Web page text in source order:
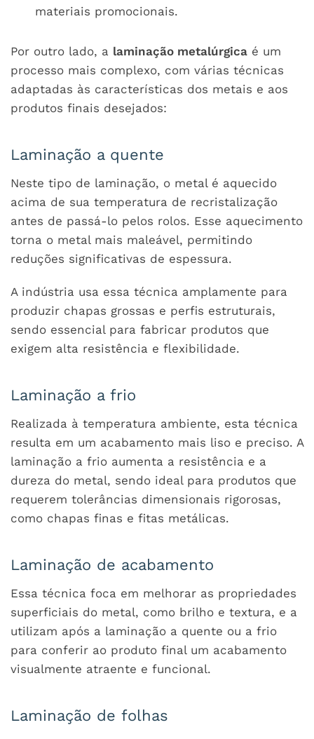
materiais promocionais.
Por outro lado, a laminação metalúrgica é um
processo mais complexo, com várias técnicas
adaptadas às características dos metais e aos
produtos finais desejados:
Laminação a quente
Neste tipo de laminação, o metal é aquecido
acima de sua temperatura de recristalização
antes de passá-lo pelos rolos. Esse aquecimento
torna o metal mais maleável, permitindo
reduções significativas de espessura.
A indústria usa essa técnica amplamente para
produzir chapas grossas e perfis estruturais,
sendo essencial para fabricar produtos que
exigem alta resistência e flexibilidade.
Laminação a frio
Realizada à temperatura ambiente, esta técnica
resulta em um acabamento mais liso e preciso. A
laminação a frio aumenta a resistência e a
dureza do metal, sendo ideal para produtos que
requerem tolerâncias dimensionais rigorosas,
como chapas finas e fitas metálicas.
Laminação de acabamento
Essa técnica foca em melhorar as propriedades
superficiais do metal, como brilho e textura, e a
utilizam após a laminação a quente ou a frio
para conferir ao produto final um acabamento
visualmente atraente e funcional.
Laminação de folhas